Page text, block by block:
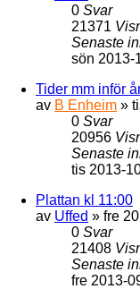
0 Svar
21371
Senaste
sön 2013-
Tider mm inför
av B Enheim »
0 Svar
20956
Senaste
tis 2013-
Plattan kl 11:00
av Uffed » fre
0 Svar
21408
Senaste
fre 2013-